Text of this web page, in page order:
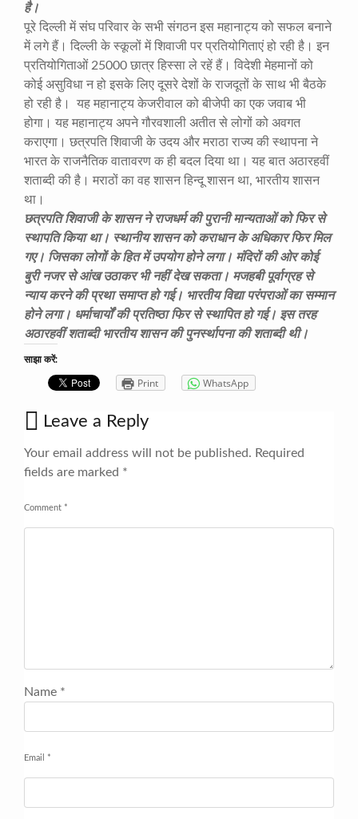
है।
पूरे दिल्ली में संघ परिवार के सभी संगठन इस महानाट्य को सफल बनाने
में लगे हैं। दिल्ली के स्कूलों में शिवाजी पर प्रतियोगिताएं हो रही है। इन
प्रतियोगिताओं 25000 छात्र हिस्सा ले रहें हैं। विदेशी मेहमानों को
कोई असुविधा न हो इसके लिए दूसरे देशों के राजदूतों के साथ भी बैठके
हो रही है। यह महानाट्य केजरीवाल को बीजेपी का एक जवाब भी
होगा। यह महानाट्य अपने गौरवशाली अतीत से लोगों को अवगत
कराएगा। छत्रपति शिवाजी के उदय और मराठा राज्य की स्थापना ने
भारत के राजनैतिक वातावरण क ही बदल दिया था। यह बात अठारहवीं
शताब्दी की है। मराठों का वह शासन हिन्दू शासन था, भारतीय शासन
था।
छत्रपति शिवाजी के शासन ने राजधर्म की पुरानी मान्यताओं को फिर से
स्थापति किया था। स्थानीय शासन को कराधान के अधिकार फिर मिल
गए। जिसका लोगों के हित में उपयोग होने लगा। मंदिरों की ओर कोई
बुरी नजर से आंख उठाकर भी नहीं देख सकता। मजहबी पूर्वाग्रह से
न्याय करने की प्रथा समाप्त हो गई। भारतीय विद्या परंपराओं का सम्मान
होने लगा। धर्माचार्यों की प्रतिष्ठा फिर से स्थापित हो गई। इस तरह
अठारहवीं शताब्दी भारतीय शासन की पुनर्स्थापना की शताब्दी थी।
साझा करें:
Print WhatsApp
Leave a Reply
Your email address will not be published. Required
fields are marked *
Comment *
Name *
Email *